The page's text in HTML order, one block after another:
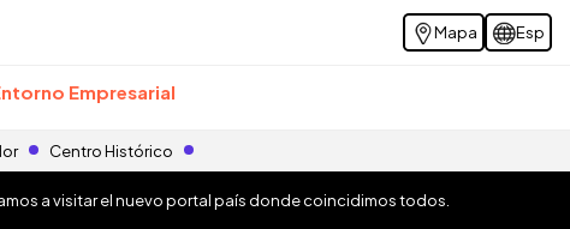
Mapa Esp
Empresarial
Centro Histórico
a visitar el nuevo portal país donde coincidimos todos.